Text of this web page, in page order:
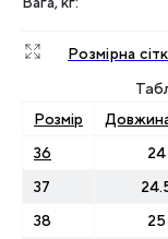
Розмірна
Розмір
36
24
37
38
25